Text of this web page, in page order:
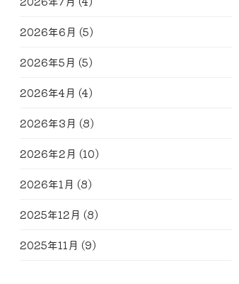
2026年6月 (5)
2026年5月 (5)
2026年4月 (4)
2026年3月 (8)
2026年2月 (10)
2026年1月 (8)
2025年12月 (8)
2025年11月 (9)